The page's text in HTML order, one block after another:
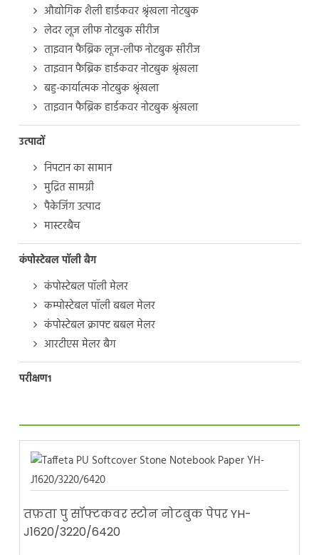
औद्योगिक शैली हार्डकवर श्रृंखला नोटबुक
लेदर लूज लीफ नोटबुक सीरीज
ताइवान फैब्रिक लूज-लीफ नोटबुक सीरीज
ताइवान फैब्रिक हार्डकवर नोटबुक श्रृंखला
बहु-कार्यात्मक नोटबुक श्रृंखला
ताइवान फैब्रिक हार्डकवर नोटबुक श्रृंखला
उत्पादों
निपटान का सामान
मुद्रित सामग्री
पैकेजिंग उत्पाद
मास्टरबैच
कंपोस्टेबल पॉली बैग
कंपोस्टेबल पॉली मेलर
कम्पोस्टेबल पॉली बबल मेलर
कंपोस्टेबल क्राफ्ट बबल मेलर
आरटीएस मेलर बैग
परीक्षण1
तफ़ता पु सॉफ्टकवर स्टोन नोटबुक पेपर YH-
J1620/3220/6420